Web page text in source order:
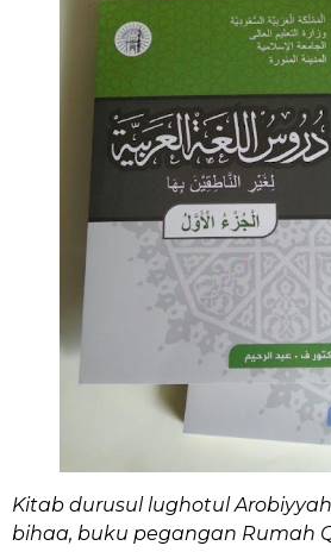
Kitab durusul lughotul
bihaa, buku pegangan Rumah